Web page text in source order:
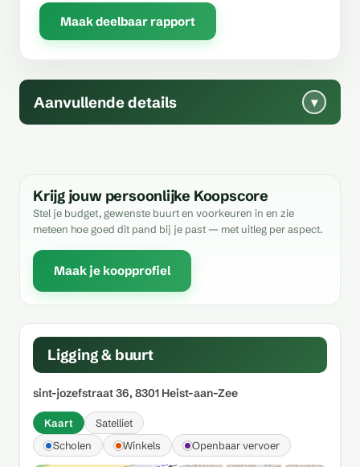
Maak deelbaar rapport
Aanvullende details ▾
Krijg jouw persoonlijke Koopscore
Stel je budget, gewenste buurt en voorkeuren in en zie
meteen hoe goed dit pand bij je past — met uitleg per aspect.
Maak je koopprofiel
Ligging & buurt
sint-jozefstraat 36, 8301 Heist-aan-Zee
Kaart
Satelliet
Scholen
Winkels Openbaar vervoer